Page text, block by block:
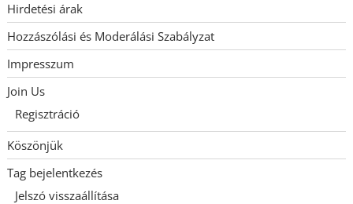
Hirdetési árak
Hozzászólási és Moderálási Szabályzat
Impresszum
Join Us
Regisztráció
Köszönjük
Tag bejelentkezés
Jelszó visszaállítása